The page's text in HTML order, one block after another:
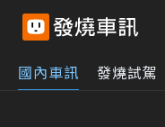
國內車訊 發燒試駕